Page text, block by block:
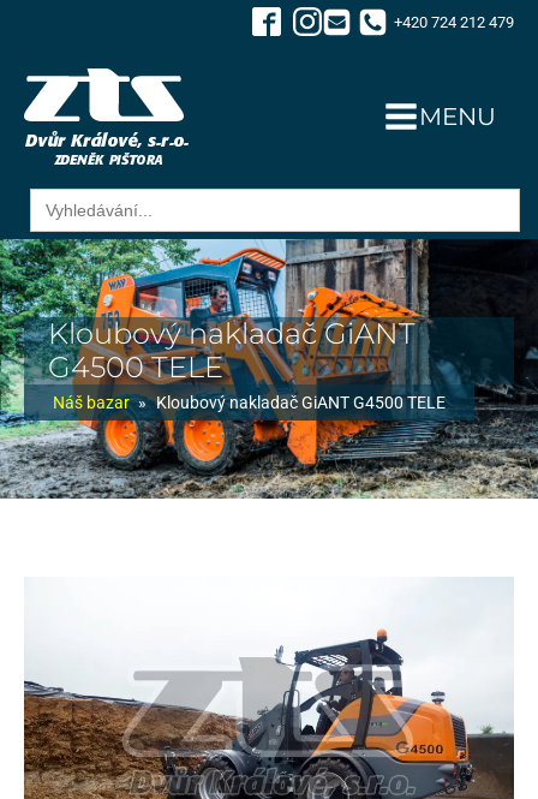
+420 724 212 479
MENU
Search
for:
Kloubový nakladač GiANT
G4500 TELE
Náš bazar » Kloubový nakladač GiANT G4500 TELE